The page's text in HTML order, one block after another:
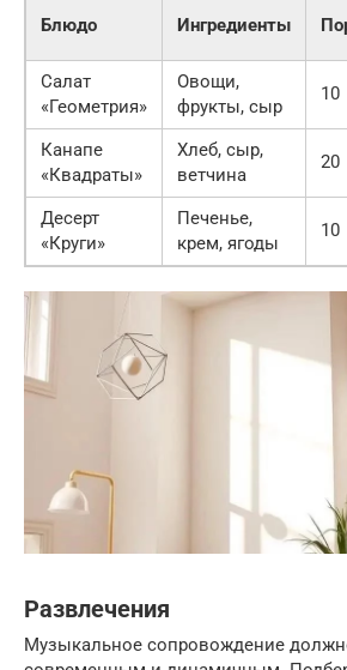
Блюдо Ингредиенты
Салат
«Геометрия»
Овощи,
фрукты, сыр
10
Канапе
«Квадраты»
Хлеб, сыр,
ветчина
20
Десерт
«Круги»
Печенье,
крем, ягоды
10
Развлечения
Музыкальное сопровождение